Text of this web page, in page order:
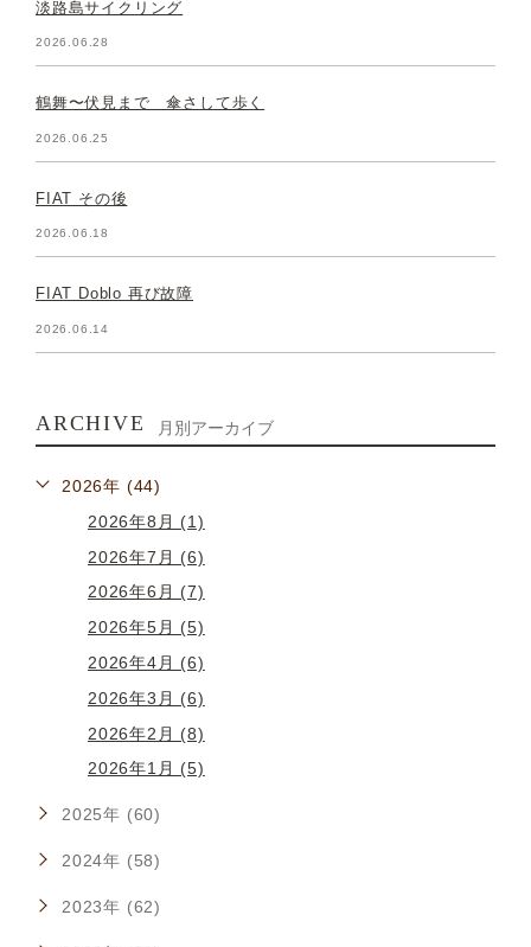
淡路島サイクリング
2026.06.28
鶴舞〜伏見まで 傘さして歩く
2026.06.25
FIAT その後
2026.06.18
FIAT Doblo 再び故障
2026.06.14
ARCHIVE 月別アーカイブ
2026年 (44)
2026年8月 (1)
2026年7月 (6)
2026年6月 (7)
2026年5月 (5)
2026年4月 (6)
2026年3月 (6)
2026年2月 (8)
2026年1月 (5)
2025年 (60)
2024年 (58)
2023年 (62)